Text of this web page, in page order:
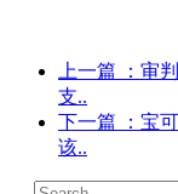
上一篇
：审
支..
下一篇
：宝
该..